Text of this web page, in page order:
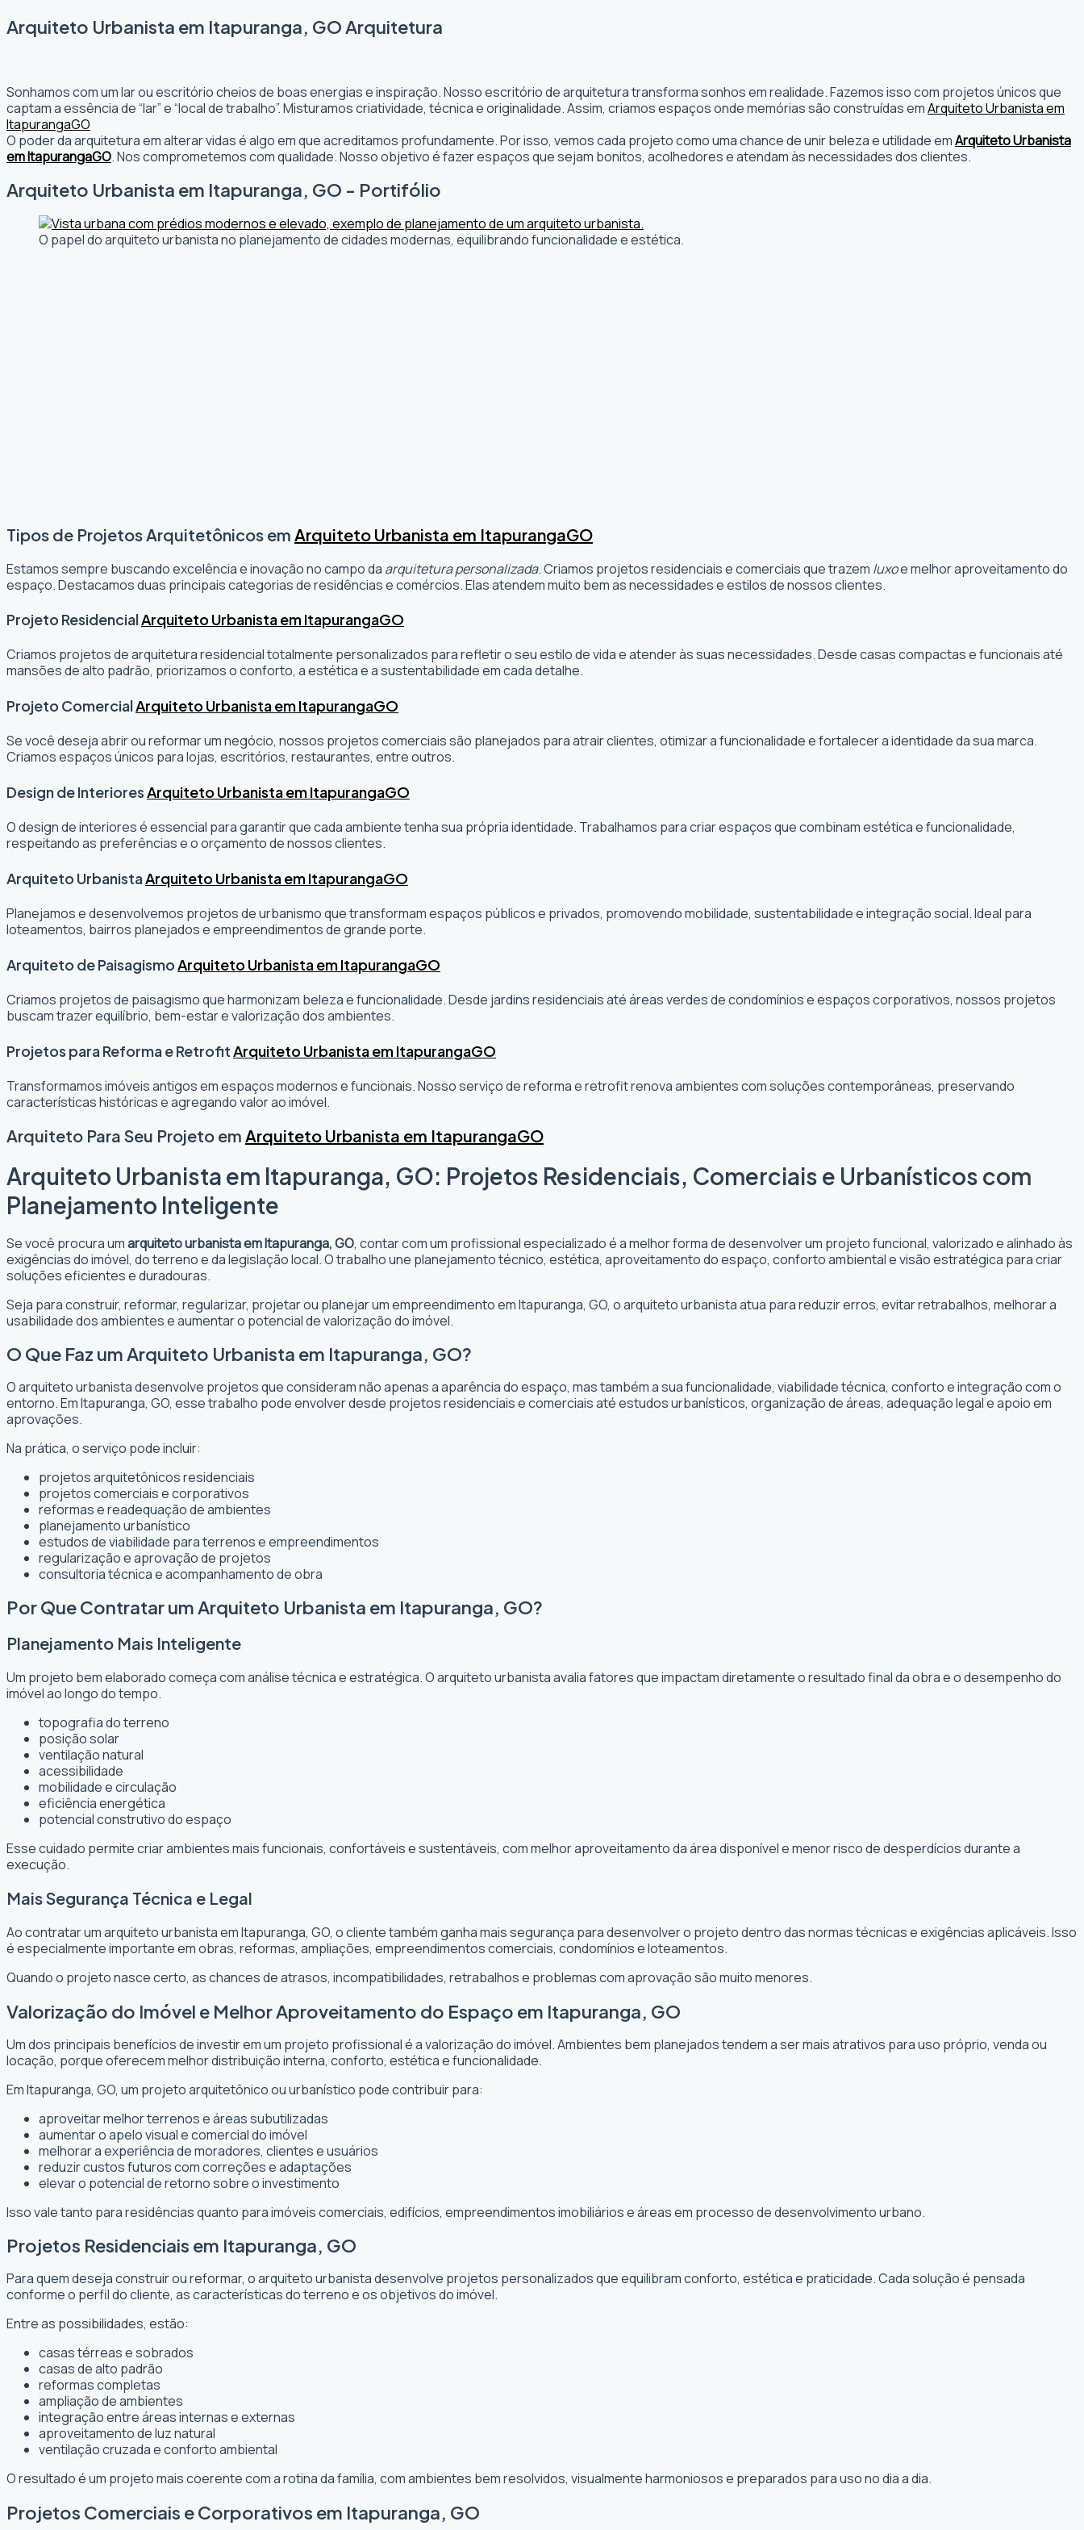
Arquiteto Urbanista em Itapuranga, GO Arquitetura
Sonhamos com um lar ou escritório cheios de boas energias e inspiração. Nosso escritório de arquitetura transforma sonhos em realidade. Fazemos isso com projetos únicos que
captam a essência de “lar” e “local de trabalho”. Misturamos criatividade, técnica e originalidade. Assim, criamos espaços onde memórias são construídas emArquiteto Urbanista em
ItapurangaGO
O poder da arquitetura em alterar vidas é algo em que acreditamos profundamente. Por isso, vemos cada projeto como uma chance de unir beleza e utilidade emArquiteto Urbanista
em ItapurangaGO. Nos comprometemos com qualidade. Nosso objetivo é fazer espaços que sejam bonitos, acolhedores e atendam às necessidades dos clientes.
Arquiteto Urbanista em Itapuranga, GO - Portifólio
O papel do arquiteto urbanista no planejamento de cidades modernas, equilibrando funcionalidade e estética.
Tipos de Projetos Arquitetônicos em Arquiteto Urbanista em ItapurangaGO
Estamos sempre buscando excelência e inovação no campo da arquitetura personalizada. Criamos projetos residenciais e comerciais que trazem luxoe melhor aproveitamento do
espaço. Destacamos duas principais categorias de residências e comércios. Elas atendem muito bem as necessidades e estilos de nossos clientes.
Projeto ResidencialArquiteto Urbanista em ItapurangaGO
Criamos projetos de arquitetura residencial totalmente personalizados para refletir o seu estilo de vida e atender às suas necessidades. Desde casas compactas e funcionais até
mansões de alto padrão, priorizamos o conforto, a estética e a sustentabilidade em cada detalhe.
Projeto ComercialArquiteto Urbanista em ItapurangaGO
Se você deseja abrir ou reformar um negócio, nossos projetos comerciais são planejados para atrair clientes, otimizar a funcionalidade e fortalecer a identidade da sua marca.
Criamos espaços únicos para lojas, escritórios, restaurantes, entre outros.
Design de InterioresArquiteto Urbanista em ItapurangaGO
O design de interiores é essencial para garantir que cada ambiente tenha sua própria identidade. Trabalhamos para criar espaços que combinam estética e funcionalidade,
respeitando as preferências e o orçamento de nossos clientes.
Arquiteto UrbanistaArquiteto Urbanista em ItapurangaGO
Planejamos e desenvolvemos projetos de urbanismo que transformam espaços públicos e privados, promovendo mobilidade, sustentabilidade e integração social. Ideal para
loteamentos, bairros planejados e empreendimentos de grande porte.
Arquiteto de PaisagismoArquiteto Urbanista em ItapurangaGO
Criamos projetos de paisagismo que harmonizam beleza e funcionalidade. Desde jardins residenciais até áreas verdes de condomínios e espaços corporativos, nossos projetos
buscam trazer equilíbrio, bem-estar e valorização dos ambientes.
Projetos para Reforma e RetrofitArquiteto Urbanista em ItapurangaGO
Transformamos imóveis antigos em espaços modernos e funcionais. Nosso serviço de reforma e retrofit renova ambientes com soluções contemporâneas, preservando
características históricas e agregando valor ao imóvel.
Arquiteto Para Seu Projeto em Arquiteto Urbanista em ItapurangaGO
Arquiteto Urbanista em Itapuranga, GO: Projetos Residenciais, Comerciais e Urbanísticos com
Planejamento Inteligente
Se você procura umarquiteto urbanista em Itapuranga, GO, contar com um profissional especializado é a melhor forma de desenvolver um projeto funcional, valorizado e alinhado às
exigências do imóvel, do terreno e da legislação local. O trabalho une planejamento técnico, estética, aproveitamento do espaço, conforto ambiental e visão estratégica para criar
soluções eficientes e duradouras.
Seja para construir, reformar, regularizar, projetar ou planejar um empreendimento em Itapuranga, GO, o arquiteto urbanista atua para reduzir erros, evitar retrabalhos, melhorar a
usabilidade dos ambientes e aumentar o potencial de valorização do imóvel.
O Que Faz um Arquiteto Urbanista em Itapuranga, GO?
O arquiteto urbanista desenvolve projetos que consideram não apenas a aparência do espaço, mas também a sua funcionalidade, viabilidade técnica, conforto e integração com o
entorno. Em Itapuranga, GO, esse trabalho pode envolver desde projetos residenciais e comerciais até estudos urbanísticos, organização de áreas, adequação legal e apoio em
aprovações.
Na prática, o serviço pode incluir:
projetos arquitetônicos residenciais
projetos comerciais e corporativos
reformas e readequação de ambientes
planejamento urbanístico
estudos de viabilidade para terrenos e empreendimentos
regularização e aprovação de projetos
consultoria técnica e acompanhamento de obra
Por Que Contratar um Arquiteto Urbanista em Itapuranga, GO?
Planejamento Mais Inteligente
Um projeto bem elaborado começa com análise técnica e estratégica. O arquiteto urbanista avalia fatores que impactam diretamente o resultado final da obra e o desempenho do
imóvel ao longo do tempo.
topografia do terreno
posição solar
ventilação natural
acessibilidade
mobilidade e circulação
eficiência energética
potencial construtivo do espaço
Esse cuidado permite criar ambientes mais funcionais, confortáveis e sustentáveis, com melhor aproveitamento da área disponível e menor risco de desperdícios durante a
execução.
Mais Segurança Técnica e Legal
Ao contratar um arquiteto urbanista em Itapuranga, GO, o cliente também ganha mais segurança para desenvolver o projeto dentro das normas técnicas e exigências aplicáveis. Isso
é especialmente importante em obras, reformas, ampliações, empreendimentos comerciais, condomínios e loteamentos.
Quando o projeto nasce certo, as chances de atrasos, incompatibilidades, retrabalhos e problemas com aprovação são muito menores.
Valorização do Imóvel e Melhor Aproveitamento do Espaço em Itapuranga, GO
Um dos principais benefícios de investir em um projeto profissional é a valorização do imóvel. Ambientes bem planejados tendem a ser mais atrativos para uso próprio, venda ou
locação, porque oferecem melhor distribuição interna, conforto, estética e funcionalidade.
Em Itapuranga, GO, um projeto arquitetônico ou urbanístico pode contribuir para:
aproveitar melhor terrenos e áreas subutilizadas
aumentar o apelo visual e comercial do imóvel
melhorar a experiência de moradores, clientes e usuários
reduzir custos futuros com correções e adaptações
elevar o potencial de retorno sobre o investimento
Isso vale tanto para residências quanto para imóveis comerciais, edifícios, empreendimentos imobiliários e áreas em processo de desenvolvimento urbano.
Projetos Residenciais em Itapuranga, GO
Para quem deseja construir ou reformar, o arquiteto urbanista desenvolve projetos personalizados que equilibram conforto, estética e praticidade. Cada solução é pensada
conforme o perfil do cliente, as características do terreno e os objetivos do imóvel.
Entre as possibilidades, estão:
casas térreas e sobrados
casas de alto padrão
reformas completas
ampliação de ambientes
integração entre áreas internas e externas
aproveitamento de luz natural
ventilação cruzada e conforto ambiental
O resultado é um projeto mais coerente com a rotina da família, com ambientes bem resolvidos, visualmente harmoniosos e preparados para uso no dia a dia.
Projetos Comerciais e Corporativos em Itapuranga, GO